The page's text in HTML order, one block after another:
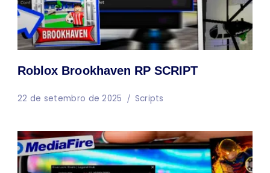
Roblox Brookhaven RP SCRIPT
22 de setembro de 2025 Scripts